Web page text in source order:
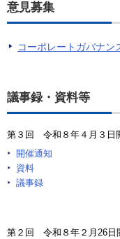
意見募集
コーポレートガバナン
議事録・資料等
第３回 令和８年４月３日
開催通知
資料
議事録
第２回 令和８年２月26日